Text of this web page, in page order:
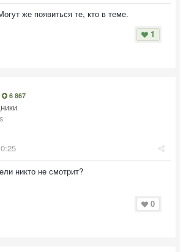
же появиться те, кто в теме.
1
6 867
никто не смотрит?
0